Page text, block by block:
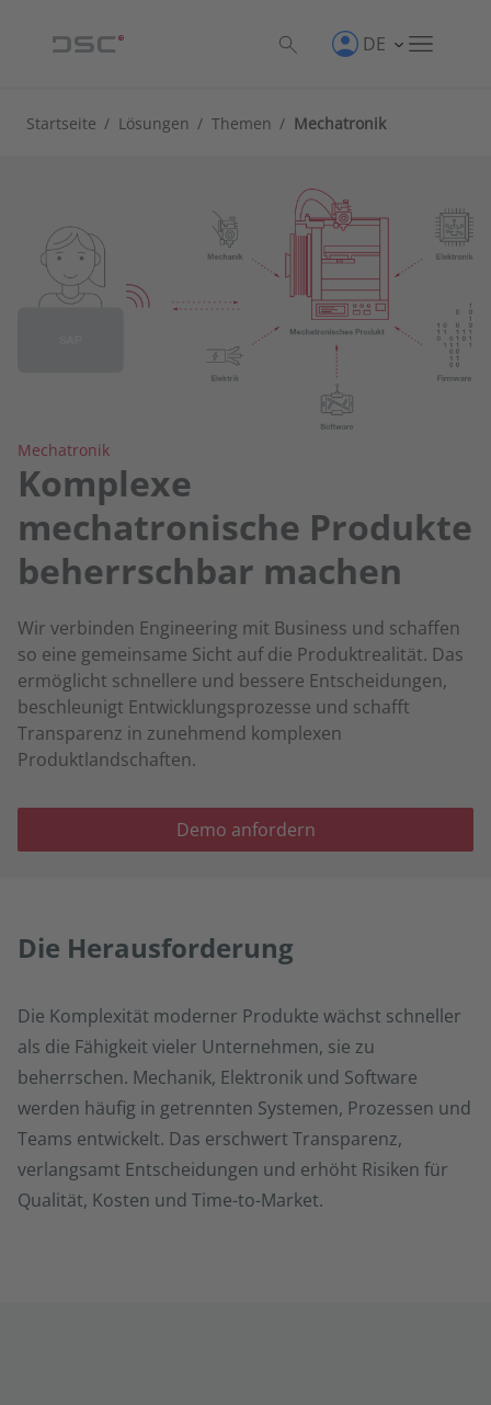
DE
Startseite / Lösungen / Themen / Mechatronik
Mechatronik
Komplexe
mechatronische Produkte
beherrschbar machen
Wir verbinden Engineering mit Business und schaffen
so eine gemeinsame Sicht auf die Produktrealität. Das
ermöglicht schnellere und bessere Entscheidungen,
beschleunigt Entwicklungsprozesse und schafft
Transparenz in zunehmend komplexen
Produktlandschaften.
Demo anfordern
Die Herausforderung
Die Komplexität moderner Produkte wächst schneller
als die Fähigkeit vieler Unternehmen, sie zu
beherrschen. Mechanik, Elektronik und Software
werden häufig in getrennten Systemen, Prozessen und
Teams entwickelt. Das erschwert Transparenz,
verlangsamt Entscheidungen und erhöht Risiken für
Qualität, Kosten und Time-to-Market.